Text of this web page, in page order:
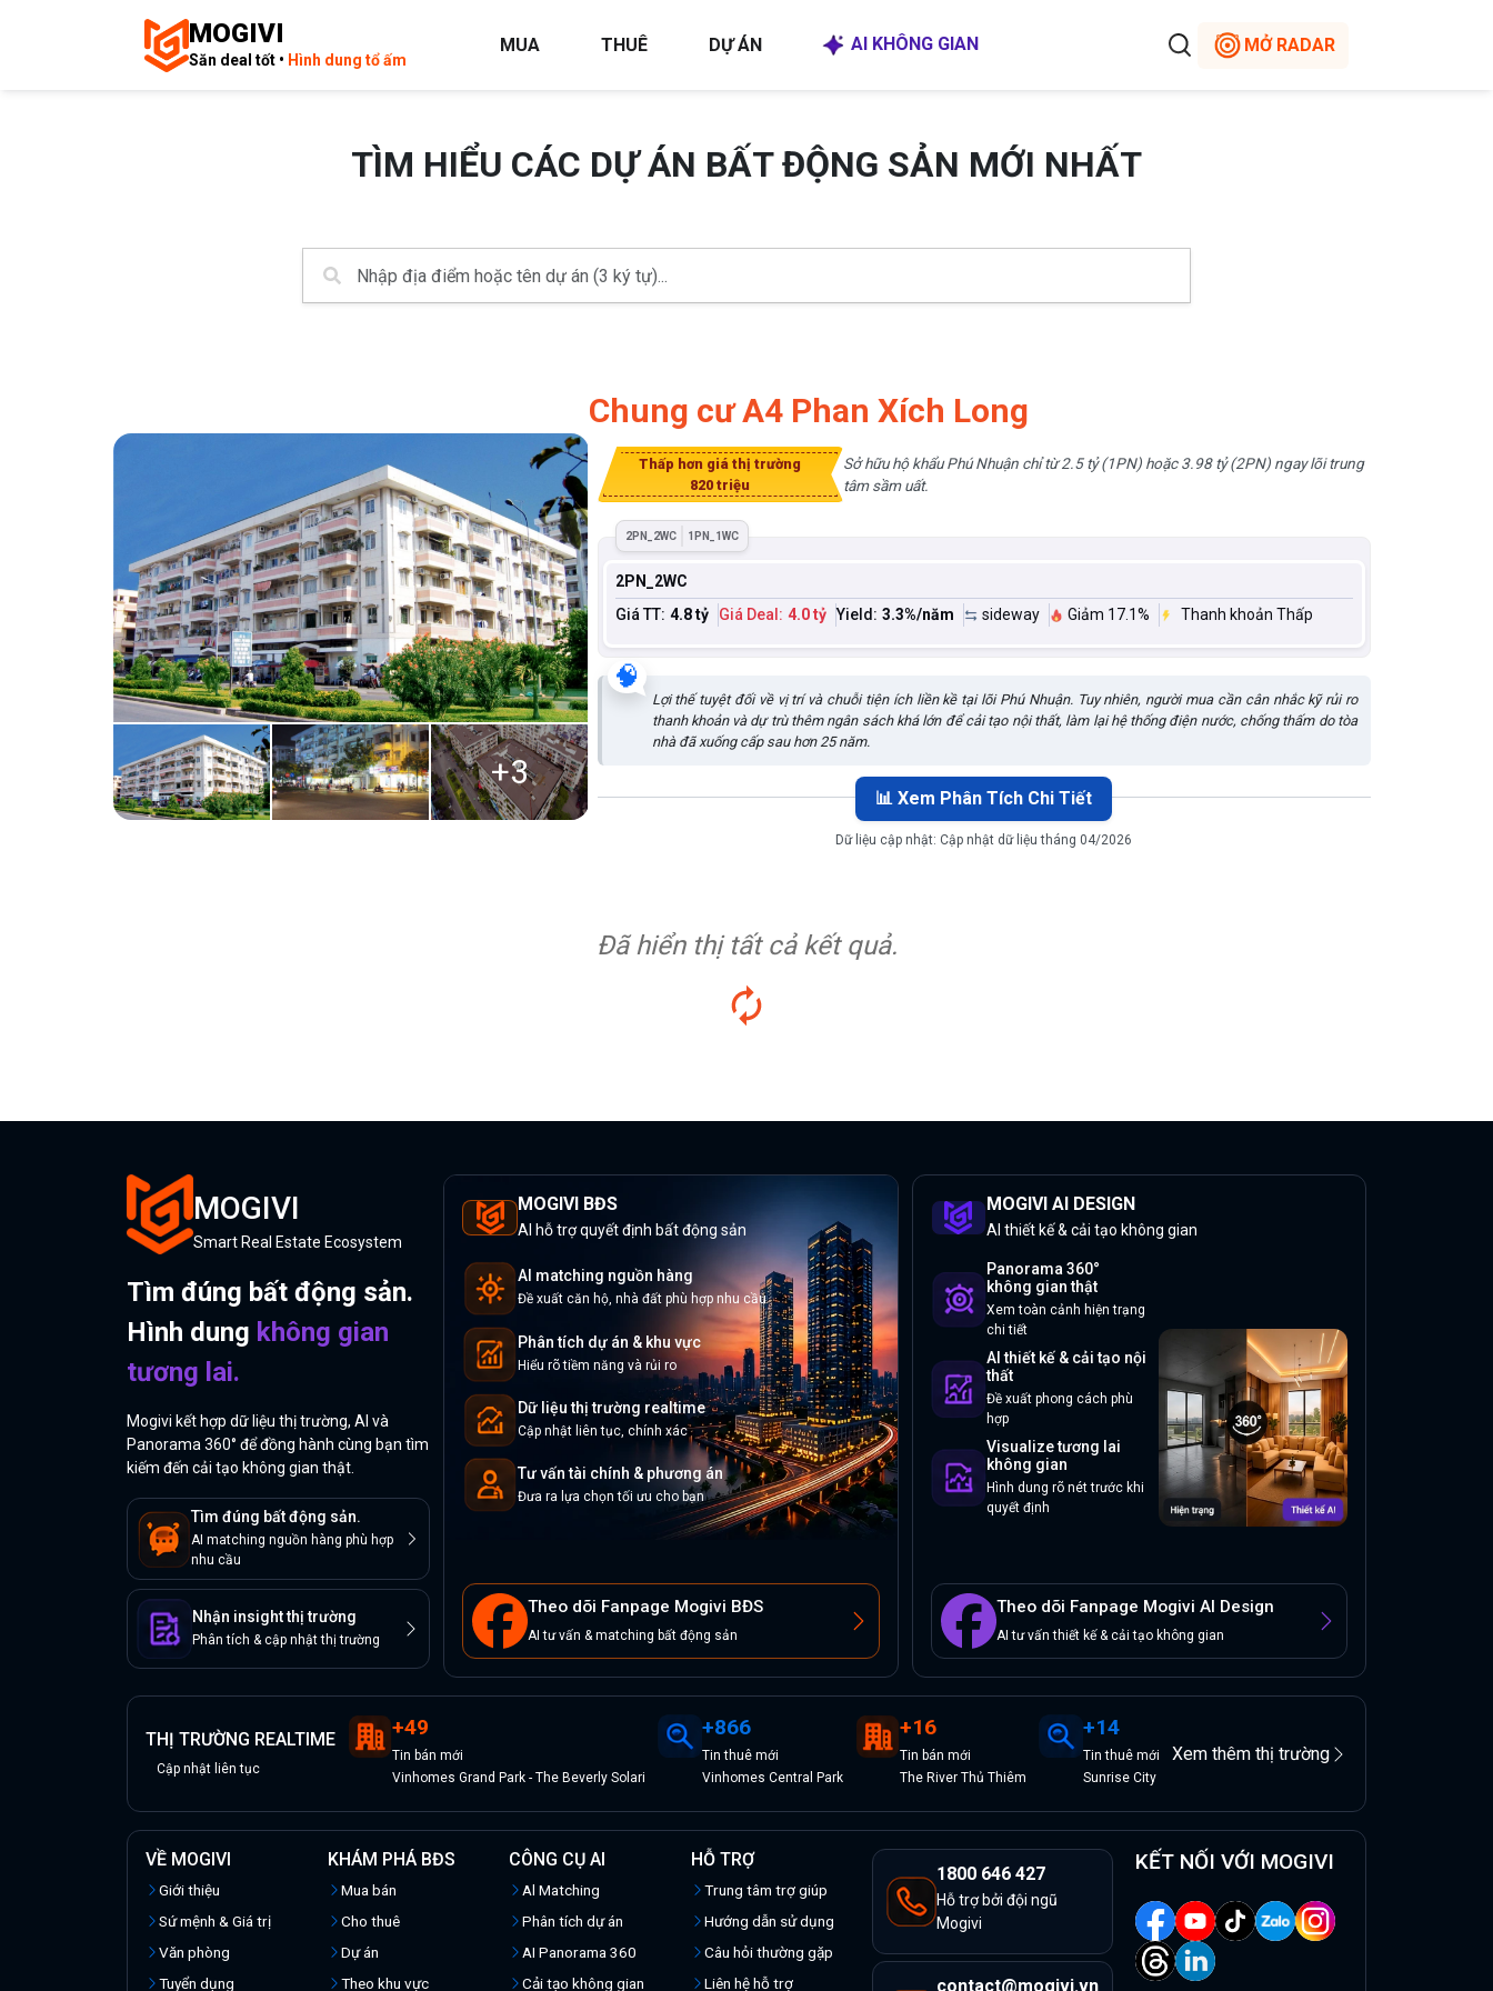
MOGIVI
Săn deal tốt • Hình dung tổ ấm
MUA THUÊ DỰ ÁN AI KHÔNG GIAN MỞ RADAR
TÌM HIỂU CÁC DỰ ÁN BẤT ĐỘNG SẢN MỚI NHẤT
+3
Chung cư A4 Phan Xích Long
Thấp hơn giá thị trường
820 triệu
Sở hữu hộ khẩu Phú Nhuận chỉ từ 2.5 tỷ (1PN) hoặc 3.98 tỷ (2PN) ngay lõi trung
tâm sầm uất.
2PN_2WC 1PN_1WC
2PN_2WC
Giá TT: 4.8 tỷ Giá Deal: 4.0 tỷ Yield: 3.3%/năm sideway Giảm 17.1% Thanh khoản Thấp
🧠
Lợi thế tuyệt đối về vị trí và chuỗi tiện ích liền kề tại lõi Phú Nhuận. Tuy nhiên, người mua cần cân nhắc kỹ rủi ro
thanh khoản và dự trù thêm ngân sách khá lớn để cải tạo nội thất, làm lại hệ thống điện nước, chống thấm do tòa
nhà đã xuống cấp sau hơn 25 năm.
📊 Xem Phân Tích Chi Tiết
Dữ liệu cập nhật: Cập nhật dữ liệu tháng 04/2026
Đã hiển thị tất cả kết quả.
MOGIVI
Smart Real Estate Ecosystem
Tìm đúng bất động sản.
Hình dung không gian
tương lai.
Mogivi kết hợp dữ liệu thị trường, AI và
Panorama 360° để đồng hành cùng bạn tìm
kiếm đến cải tạo không gian thật.
Tìm đúng bất động sản.
AI matching nguồn hàng phù hợp
nhu cầu
Nhận insight thị trường
Phân tích & cập nhật thị trường
MOGIVI BĐS
AI hỗ trợ quyết định bất động sản
AI matching nguồn hàng
Đề xuất căn hộ, nhà đất phù hợp nhu cầu
Phân tích dự án & khu vực
Hiểu rõ tiềm năng và rủi ro
Dữ liệu thị trường realtime
Cập nhật liên tục, chính xác
Tư vấn tài chính & phương án
Đưa ra lựa chọn tối ưu cho bạn
Theo dõi Fanpage Mogivi BĐS
AI tư vấn & matching bất động sản
MOGIVI AI DESIGN
AI thiết kế & cải tạo không gian
Panorama 360°
không gian thật
Xem toàn cảnh hiện trạng
chi tiết
AI thiết kế & cải tạo nội
thất
Đề xuất phong cách phù
hợp
Visualize tương lai
không gian
Hình dung rõ nét trước khi
quyết định
Theo dõi Fanpage Mogivi AI Design
AI tư vấn thiết kế & cải tạo không gian
THỊ TRƯỜNG REALTIME
Cập nhật liên tục
+49
Tin bán mới
Vinhomes Grand Park - The Beverly Solari
+866
Tinthuê mới
Vinhomes Central Park
+16
Tin bán mới
The River Thủ Thiêm
+14
Tinthuê mới
Sunrise City
Xem thêm thị trường
VỀ MOGIVI
Giới thiệu
Sứ mệnh & Giá trị
Văn phòng
Tuyển dụng
KHÁM PHÁ BĐS
Mua bán
Cho thuê
Dự án
Theo khu vực
CÔNG CỤ AI
Al Matching
Phân tích dự án
AI Panorama 360
Cải tạo không gian
HỖ TRỢ
Trung tâm trợ giúp
Hướng dẫn sử dụng
Câu hỏi thường gặp
Liên hệ hỗ trợ
1800 646 427
Hỗ trợ bởi đội ngũ
Mogivi
contact@mogivi.vn
KẾT NỐI VỚI MOGIVI